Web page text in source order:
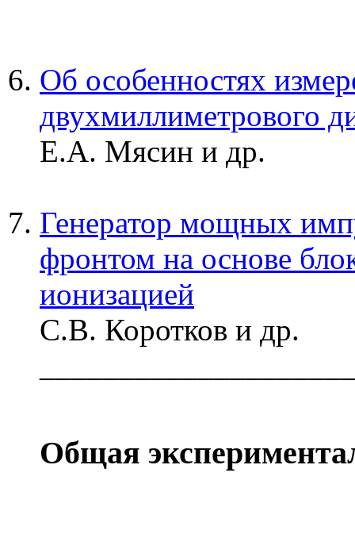
Об особенностях
двухмиллиметрового
Е.А. Мясин и др.
Генератор мощных
фронтом на основе
ионизацией
С.В. Коротков и др.
Общая